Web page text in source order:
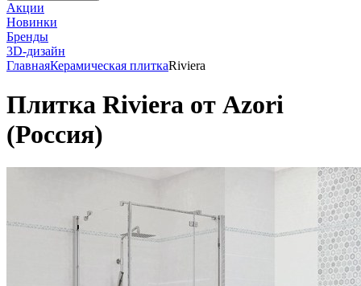
Акции
Новинки
Бренды
3D-дизайн
ГлавнаяКерамическая плиткаRiviera
Плитка Riviera от Azori
(Россия)